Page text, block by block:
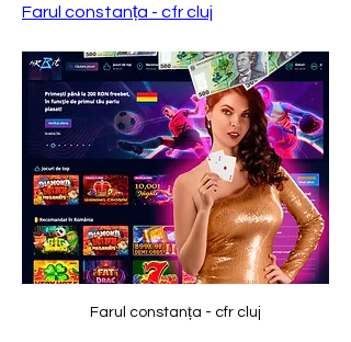
Farul constanța - cfr cluj
Farul constanța - cfr cluj